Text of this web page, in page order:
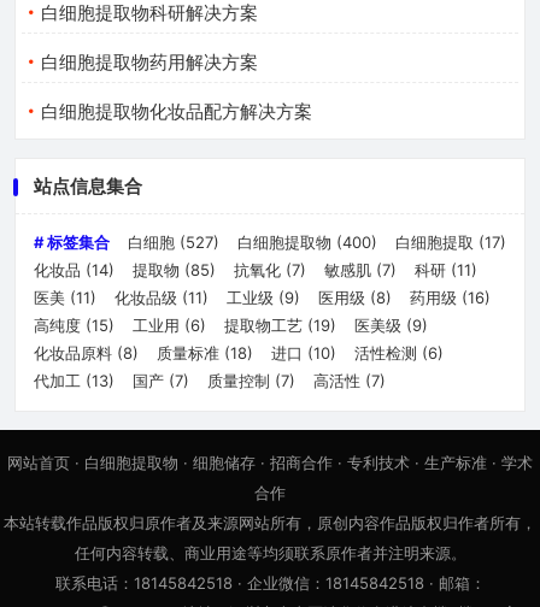
白细胞提取物科研解决方案
白细胞提取物药用解决方案
白细胞提取物化妆品配方解决方案
站点信息集合
# 标签集合 白细胞 (527) 白细胞提取物 (400) 白细胞提取 (17)
化妆品 (14) 提取物 (85) 抗氧化 (7) 敏感肌 (7) 科研 (11)
医美 (11) 化妆品级 (11) 工业级 (9) 医用级 (8) 药用级 (16)
高纯度 (15) 工业用 (6) 提取物工艺 (19) 医美级 (9)
化妆品原料 (8) 质量标准 (18) 进口 (10) 活性检测 (6)
代加工 (13) 国产 (7) 质量控制 (7) 高活性 (7)
网站首页 · 白细胞提取物 · 细胞储存 · 招商合作 · 专利技术 · 生产标准 · 学术
合作
本站转载作品版权归原作者及来源网站所有，原创内容作品版权归作者所有，
任何内容转载、商业用途等均须联系原作者并注明来源。
联系电话：18145842518 · 企业微信：18145842518 · 邮箱：